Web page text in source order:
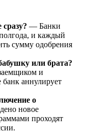
сразу? — Банки
и каждый
сумму одобрения
или брата?
и
банк аннулирует
о
новое
проходят